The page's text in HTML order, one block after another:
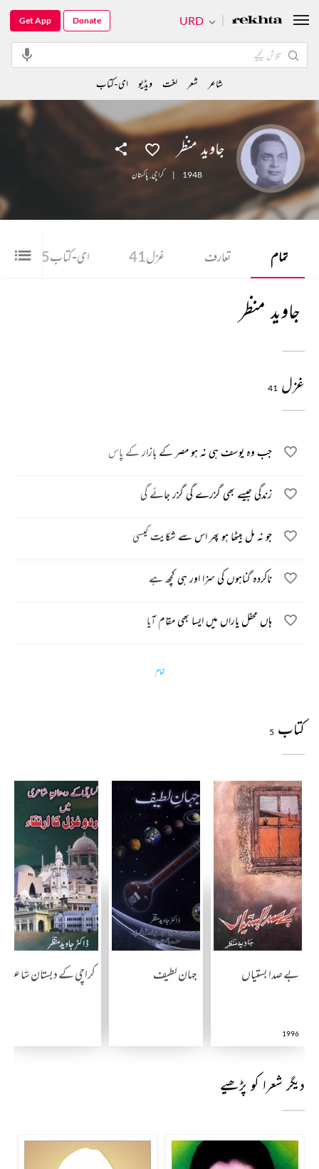
جاوید منظر
1948
| کراچی, پاکستان
تمام تعارف غزل41 ای-کتاب5
جاوید منظر
غزل 41
جب وہ یوسف ہی نہ ہو مصر کے بازار کے پاس
زندگی جیسے بھی گزرے گی گزر جائے گی
جو نہ مل بیٹھا ہو پھر اس سے شکایت کیسی
ناکردہ گناہوں کی سزا اور ہی کچھ ہے
ہاں محفل یاراں میں ایسا بھی مقام آیا
تمام
کتاب 5
بے صدا بستیاں
1996
جہان لطیف کراچی کے دبستان شاعری
دیگر شعرا کو پڑھیے
URD
Get App Donate
شاعر شعر لغت ویڈیو ای-کتاب